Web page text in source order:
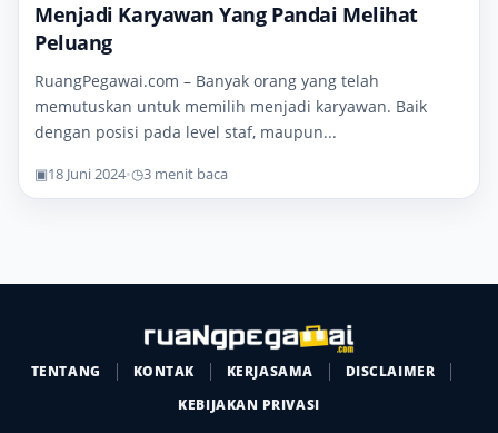
Menjadi Karyawan Yang Pandai Melihat
Peluang
RuangPegawai.com – Banyak orang yang telah
memutuskan untuk memilih menjadi karyawan. Baik
dengan posisi pada level staf, maupun...
▣18 Juni 2024•◷3 menit baca
TENTANG KONTAK KERJASAMA
DISCLAIMER
KEBIJAKAN PRIVASI